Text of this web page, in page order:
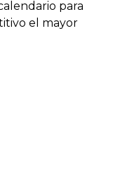
para
el mayor